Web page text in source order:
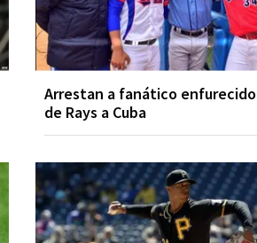
Arrestan a fanático
de Rays a Cuba